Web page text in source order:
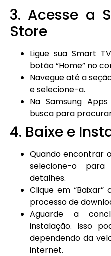
3. Acesse a
Store
Ligue sua Smart
botão “Home” no
Navegue até a
e selecione-a.
Na Samsung
busca para
4. Baixe e
Quando encontrar
selecione-o
detalhes.
Clique em “Baixar”
processo de
Aguarde a
instalação. Isso
dependendo da
internet.